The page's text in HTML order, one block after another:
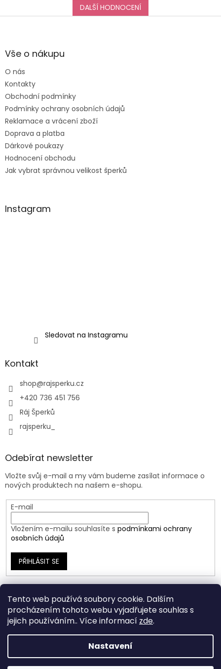
Tento web používá soubory cookie. Dalším
procházením tohoto webu vyjadřujete souhlas s
jejich používáním.. Více informací zde.
Nastavení
DALŠÍ HODNOCENÍ
Z
aVše o nákupu
O nás
Kontakty
Obchodní podmínky
Podmínky ochrany osobních údajů
Reklamace a vrácení zboží
Doprava a platba
Dárkové poukazy
Hodnocení obchodu
Jak vybrat správnou velikost šperků
Instagram
Sledovat na Instagramu
Kontakt
shop@rajsperku.cz
+420 736 451 756
Ráj Šperků
rajsperku_
Odebírat newsletter
Vložte svůj e-mail a my vám budeme zasílat informace o
nových produktech na našem e-shopu.
E-mail
Vložením e-mailu souhlasíte s podmínkami ochrany
osobních údajů
PŘIHLÁSIT SE
Vytvořil Shoptet